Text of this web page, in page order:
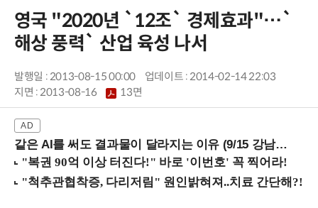
영국 "2020년 `12조` 경제효과"…`
해상 풍력` 산업 육성 나서
발행일 : 2013-08-15 00:00
업데이트 : 2014-02-14 22:03
지면 :2013-08-16 13면
같은 AI를 써도 결과물이 달라지는 이유 (9/15 강남역)